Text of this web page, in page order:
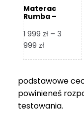
Materac
Rumba –
1 999 zł – 3
999 złZakres
1
999 zł
do
podstawowe
powinieneś
testowania.